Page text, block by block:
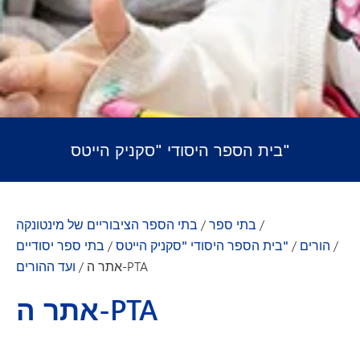
בית הספר היסודי "סקניק הייטס"
בתי הספר הציבוריים של מינטונקה /בתי ספר /
בתי ספר יסודיים / בית הספר היסודי "סקניק הייטס" / הורים /
ועד ההורים / אתר ה-PTA
אתר ה-PTA